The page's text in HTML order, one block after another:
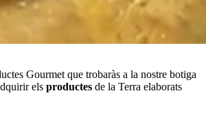
Gourmet que trobaràs a la nostre botiga
els productes de la Terra elaborats